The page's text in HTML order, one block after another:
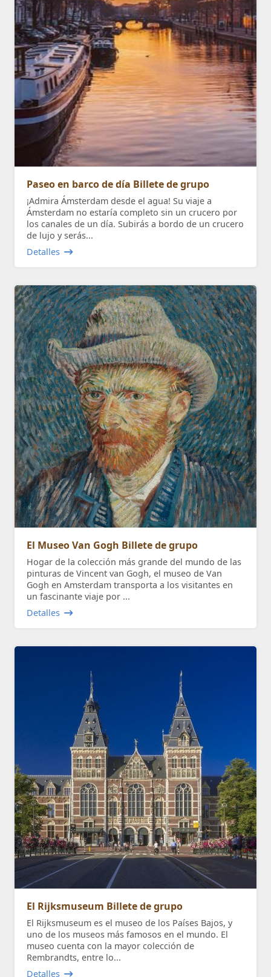
Paseo en barco de día Billete de grupo
¡Admira Ámsterdam desde el agua! Su viaje a
Ámsterdam no estaría completo sin un crucero por
los canales de un día. Subirás a bordo de un crucero
de lujo y serás...
Detalles
El Museo Van Gogh Billete de grupo
Hogar de la colección más grande del mundo de las
pinturas de Vincent van Gogh, el museo de Van
Gogh en Amsterdam transporta a los visitantes en
un fascinante viaje por ...
Detalles
El Rijksmuseum Billete de grupo
El Rijksmuseum es el museo de los Países Bajos, y
uno de los museos más famosos en el mundo. El
museo cuenta con la mayor colección de
Rembrandts, entre lo...
Detalles